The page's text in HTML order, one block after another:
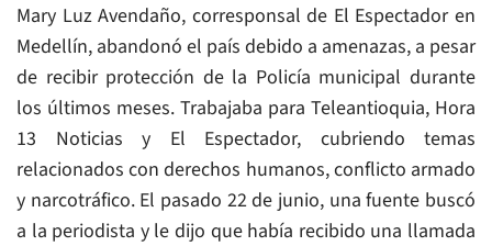
Mary Luz Avendaño, corresponsal de El Espectador en
Medellín, abandonó el país debido a amenazas, a pesar
de recibir protección de la Policía municipal durante
los últimos meses. Trabajaba para Teleantioquia, Hora
13 Noticias y El Espectador, cubriendo temas
relacionados con derechos humanos, conflicto armado
y narcotráfico. El pasado 22 de junio, una fuente buscó
a la periodista y le dijo que había recibido una llamada